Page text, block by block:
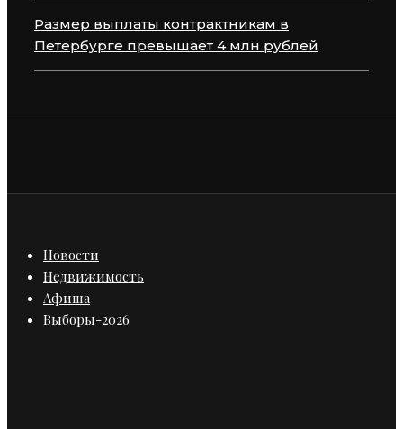
Размер выплаты контрактникам в
Петербурге превышает 4 млн рублей
Новости
Недвижимость
Афиша
Выборы-2026